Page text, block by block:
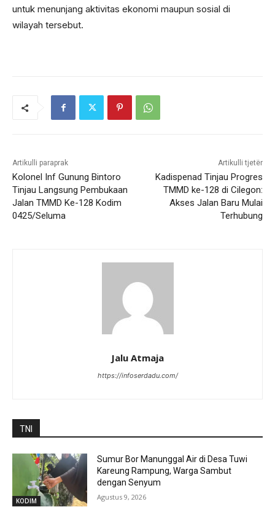
untuk menunjang aktivitas ekonomi maupun sosial di
wilayah tersebut.
Artikulli paraprak
Kolonel Inf Gunung Bintoro
Tinjau Langsung Pembukaan
Jalan TMMD Ke-128 Kodim
0425/Seluma
Artikulli tjetër
Kadispenad Tinjau Progres
TMMD ke-128 di Cilegon:
Akses Jalan Baru Mulai
Terhubung
Jalu Atmaja
https://infoserdadu.com/
TNI
KODIM
Sumur Bor Manunggal Air di Desa Tuwi
Kareung Rampung, Warga Sambut
dengan Senyum
Agustus 9, 2026